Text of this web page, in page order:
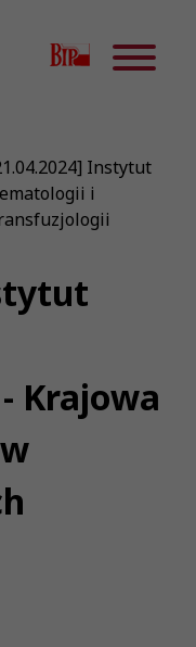
Instytut
i
Krajowa